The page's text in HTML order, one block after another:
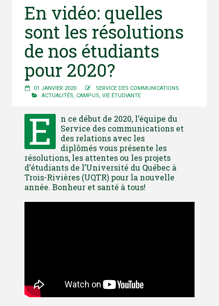
En vidéo: quelles
sont les résolutions
de nos étudiants
pour 2020?
01 JANVIER 2020
SERVICE DES COMMUNICATIONS
ACTUALITÉS
CAMPUS VIE ÉTUDIANTE
E
n ce début de 2020, l’équipe du
Service des communications et
des relations avec les
diplômés vous présente les
résolutions, les attentes ou les projets
d’étudiants de l’Université du Québec à
Trois-Rivières (UQTR) pour la nouvelle
année. Bonheur et santé à tous!